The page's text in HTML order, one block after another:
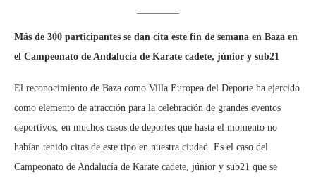
Más de 300 participantes se dan cita este fin de semana en Baza en
el Campeonato de Andalucía de Karate cadete, júnior y sub21
El reconocimiento de Baza como Villa Europea del Deporte ha ejercido
como elemento de atracción para la celebración de grandes eventos
deportivos, en muchos casos de deportes que hasta el momento no
habían tenido citas de este tipo en nuestra ciudad. Es el caso del
Campeonato de Andalucía de Karate cadete, júnior y sub21 que se